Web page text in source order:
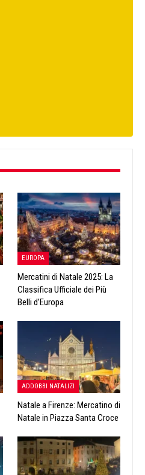
EUROPA
Mercatini di Natale 2025: La
Classifica Ufficiale dei Più
Belli d’Europa
ADDOBBI NATALIZI
Natale a Firenze: Mercatino di
Natale in Piazza Santa Croce